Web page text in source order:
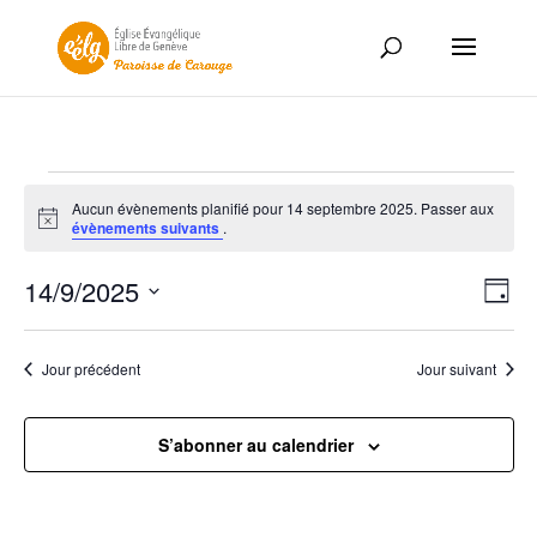
Évènements
for
septembre
2025
Notice
Aucun évènements planifié pour 14 septembre 2025. Passer aux
évènements suivants .
par
de
Jour
14/9/2025
date.Jour précédent Jour suivant
S’abonner au calendrier